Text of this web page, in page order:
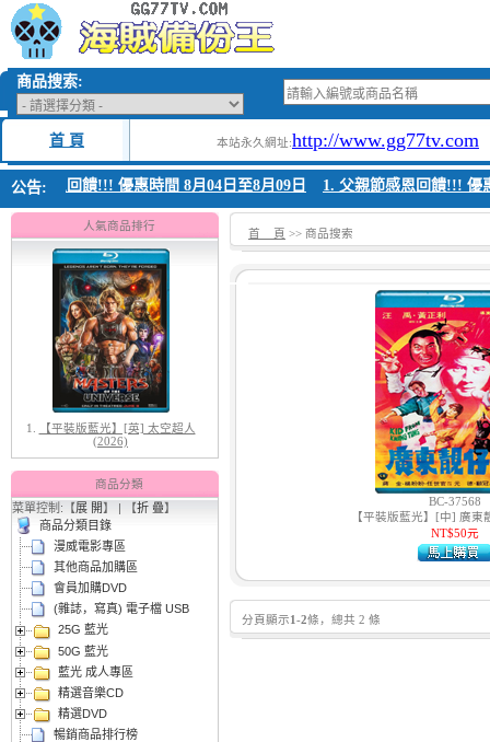
商品搜索:
首 頁 本站永久網址:http://www.gg77tv.com
公告:
節感恩回饋!!! 優惠時間 8月04日至8月09日 1. 父親節感恩回饋!!! 優
人氣商品排行
【平裝版藍光】[英] 太空超人
(2026)
2.
【平裝版藍光】[英] 曼達洛人與
古古 (2026)
商品分類
菜單控制:【展 開】 | 【折 疊】
商品分類目錄
漫威電影專區
其他商品加購區
會員加購DVD
(雜誌，寫真) 電子檔 USB
25G 藍光
50G 藍光
藍光 成人專區
精選音樂CD
精選DVD
暢銷商品排行榜
首 頁 >> 商品搜索
BC-37568
【平裝版藍光】[中] 廣東
NT$50元
分頁顯示1 -2條，總共 2 條